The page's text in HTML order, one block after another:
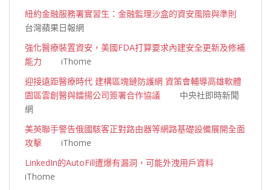
紐約金融服務署實習生：金融監理沙盒的資安風險與準則
台灣蘋果日報網
強化醫療裝置資安，美國FDA打算要求內建安全更新及修補
能力 iThome
迎接遠距醫療時代 建構區塊鏈防護網 資策會輔導高雄軟體
園區雲創醫與鐳揚公司簽署合作協議 中央社即時新聞
網
美英聯手警告俄國駭客正對路由器等網路基礎設備展開全面
攻擊 iThome
LinkedIn的AutoFill遭爆有漏洞，可能外洩用戶資料
iThome